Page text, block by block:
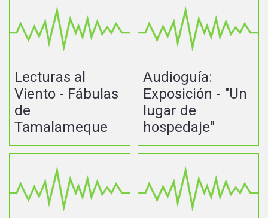
Lecturas al
Viento - Fábulas
de
Tamalameque
Audioguía:
Exposición - "Un
lugar de
hospedaje"